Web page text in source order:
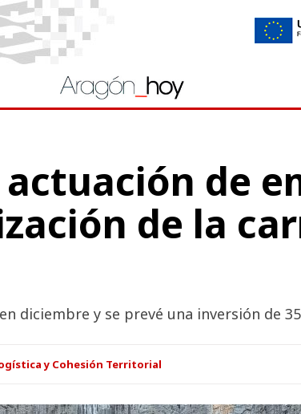
de
de la
diciembre y se prevé una inversión de
y Cohesión Territorial